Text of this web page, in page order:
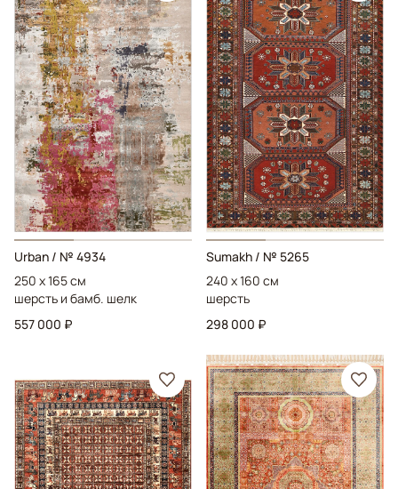
Urban / № 4934
250 x 165 см
шерсть и бамб. шелк
557 000 ₽
Sumakh / № 5265
240 x 160 см
шерсть
298 000 ₽